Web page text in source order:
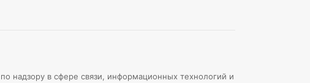
надзору в сфере связи, информационных технологий и